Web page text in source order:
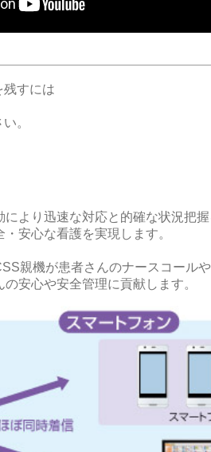
残すには
。
より迅速な対応と的確な状況把握
安心な看護を実現します。
親機が患者さんのナースコール
安心や安全管理に貢献します。